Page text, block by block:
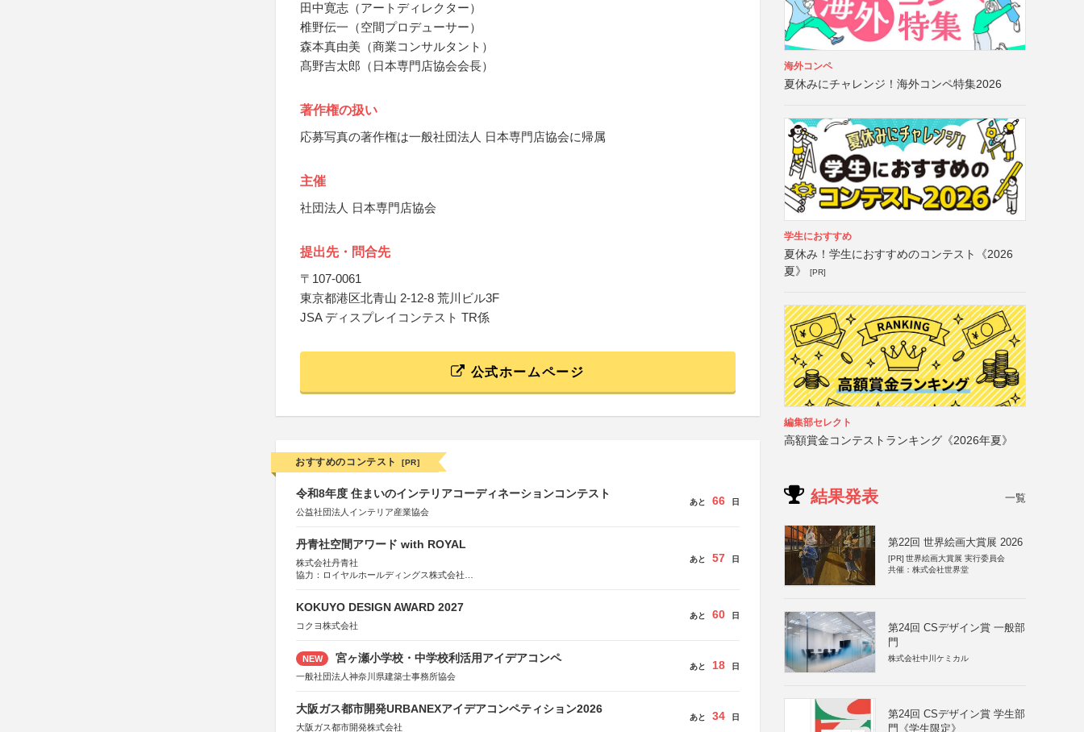
田中寛志（アートディレクター）
椎野伝一（空間プロデューサー）
森本真由美（商業コンサルタント）
髙野吉太郎（日本専門店協会会長）
著作権の扱い
応募写真の著作権は一般社団法人 日本専門店協会に帰属
主催
社団法人 日本専門店協会
提出先・問合先
〒107-0061
東京都港区北青山 2-12-8 荒川ビル3F
JSA ディスプレイコンテスト TR係
公式ホームページ
おすすめのコンテスト [PR]
令和8年度 住まいのインテリアコーディネーションコンテスト
公益社団法人インテリア産業協会
あと 66 日
丹青社空間アワード with ROYAL
株式会社丹青社
協力：ロイヤルホールディングス株式会社
あと 57 日
KOKUYO DESIGN AWARD 2027
コクヨ株式会社
あと 60 日
NEW 宮ヶ瀬小学校・中学校利活用アイデアコンペ
一般社団法人神奈川県建築士事務所協会
あと 18 日
大阪ガス都市開発URBANEXアイデアコンペティション2026
大阪ガス都市開発株式会社
あと 34 日
海外コンペ
夏休みにチャレンジ！海外コンペ特集2026
学生におすすめ
夏休み！学生におすすめのコンテスト《2026
夏》
[PR]
編集部セレクト
高額賞金コンテストランキング《2026年夏》
結果発表 一覧
第22回 世界絵画大賞展 2026
[PR] 世界絵画大賞展 実行委員会
共催：株式会社世界堂
第24回 CSデザイン賞 一般部
門
株式会社中川ケミカル
第24回 CSデザイン賞 学生部
門《学生限定》